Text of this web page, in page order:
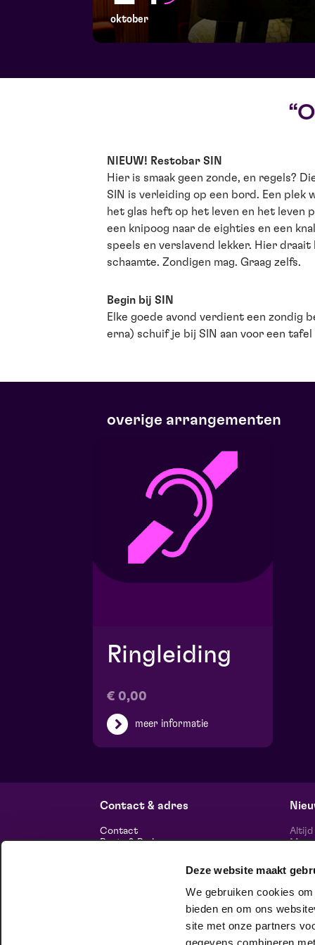
Deze website maakt
We gebruiken cookies
bieden en om ons
site met onze partners
oktober
NIEUW! Restobar SIN
Hier is smaak geen zonde, en regels?
SIN is verleiding op een bord. Een plek
het glas heft op het leven en het leven
een knipoog naar de eighties en een
speels en verslavend lekker. Hier
schaamte. Zondigen mag. Graag zelfs.
Begin bij SIN
Elke goede avond verdient een zondig
erna) schuif je bij SIN aan voor een
overige arrangementen
Ringleiding
€ 0,00
meer informatie
Contact & adres
Contact
Route & Parkeren
Duurzaam ondernemen
Altijd
volg